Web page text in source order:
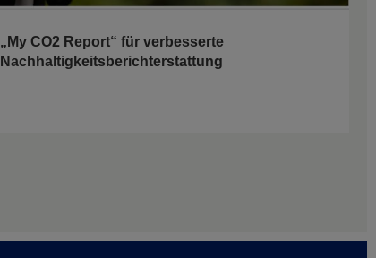
„My CO2 Report“ für verbesserte
Nachhaltigkeitsberichterstattung